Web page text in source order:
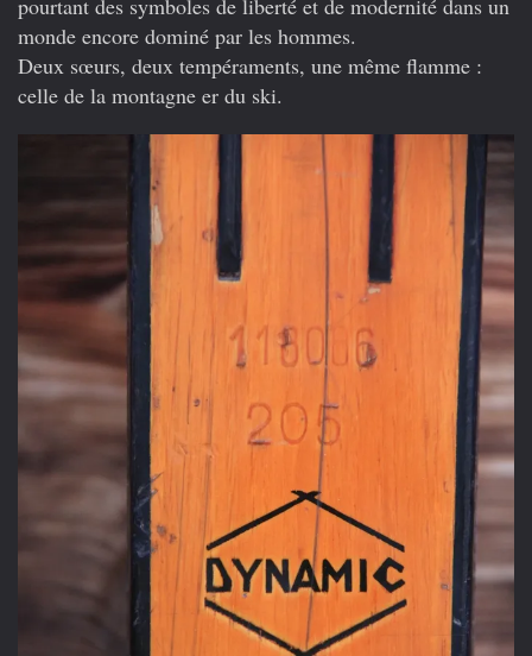
monde encore dominé par les hommes.
Deux sœurs, deux tempéraments, une même flamme :
celle de la montagne er du ski.